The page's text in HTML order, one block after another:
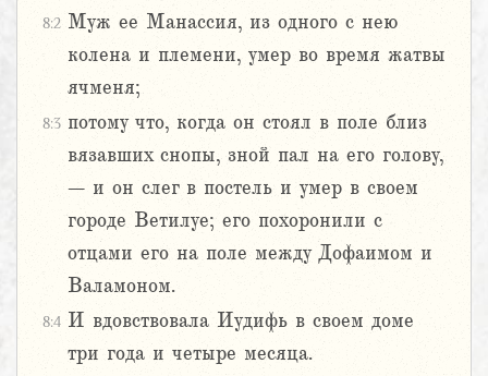
8:2 Муж ее Манассия, из одного с нею
колена и племени, умер во время жатвы
ячменя;
8:3 потому что, когда он стоял в поле близ
вязавших снопы, зной пал на его голову,
– и он слег в постель и умер в своем
городе Ветилуе; его похоронили с
отцами его на поле между Дофаимом и
Валамоном.
8:4 И вдовствовала Иудифь в своем доме
три года и четыре месяца.